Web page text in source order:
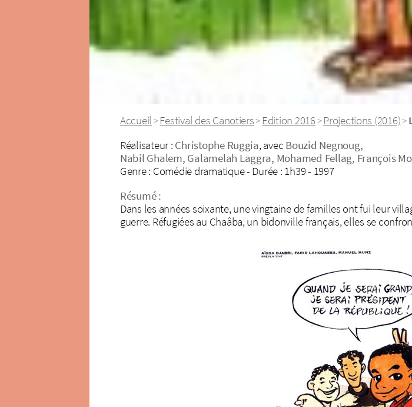
Accueil>Festival des Canotiers>Edition 2016>Projections (2016)>
Réalisateur : Christophe Ruggia, avec Bouzid Negnoug,
Nabil Ghalem, Galamelah Laggra, Mohamed Fellag, François
Genre : Comédie dramatique - Durée : 1h39 - 1997
Résumé :
Dans les années soixante, une vingtaine de familles ont fui leur
guerre. Réfugiées au Chaâba, un bidonville français, elles se